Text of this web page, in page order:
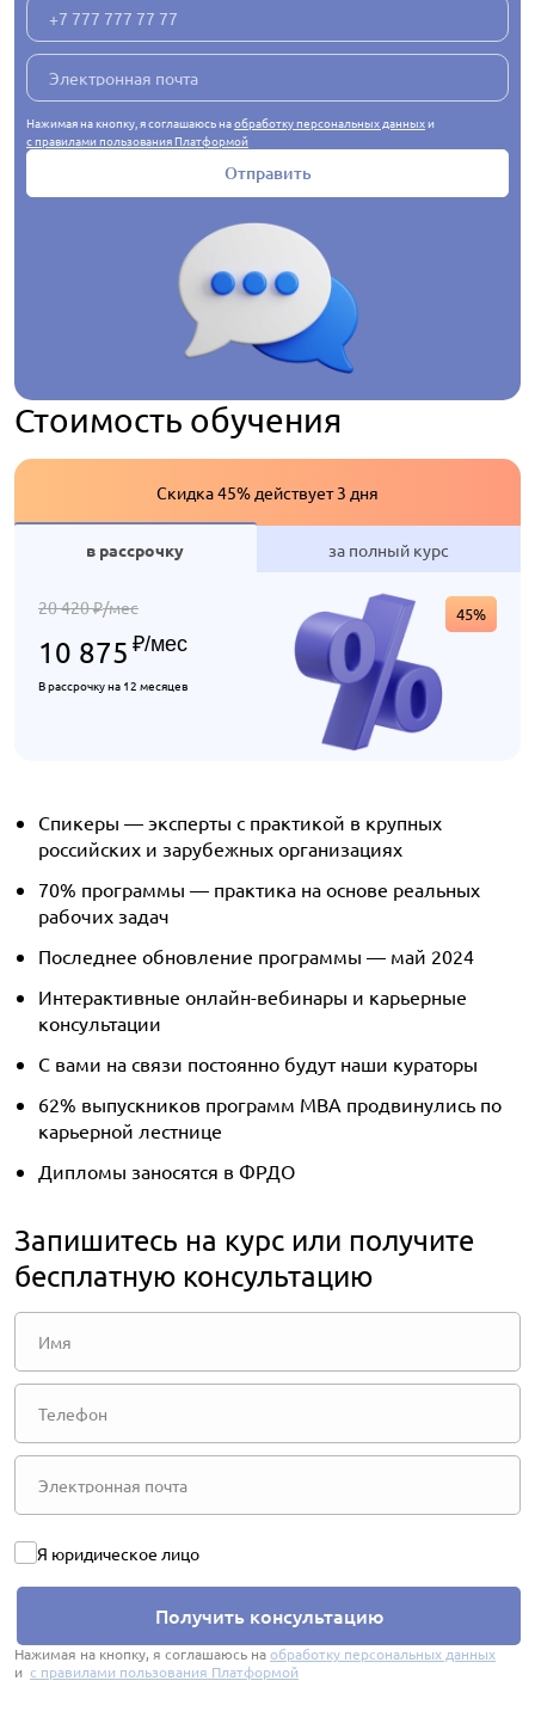
Отправить
Нажимая на кнопку, я соглашаюсь наобработку персональных данныхи
с правилами пользования Платформой
Стоимость обучения
Скидка 45% действует 3 дня
в рассрочку за полный курс
20 420₽/мес
10 875 ₽/мес
В рассрочку на 12 месяцев
45%
Спикеры — эксперты с практикой в крупных
российских и зарубежных организациях
70% программы — практика на основе реальных
рабочих задач
Последнее обновление программы — май 2024
Интерактивные онлайн-вебинары и карьерные
консультации
С вами на связи постоянно будут наши кураторы
62% выпускников программ MBA продвинулись по
карьерной лестнице
Дипломы заносятся в ФРДО
Запишитесь на курс или получите
бесплатную консультацию
Я юридическое лицо
Получить консультацию
Нажимая на кнопку, я соглашаюсь наобработку персональных данных
и с правилами пользования Платформой